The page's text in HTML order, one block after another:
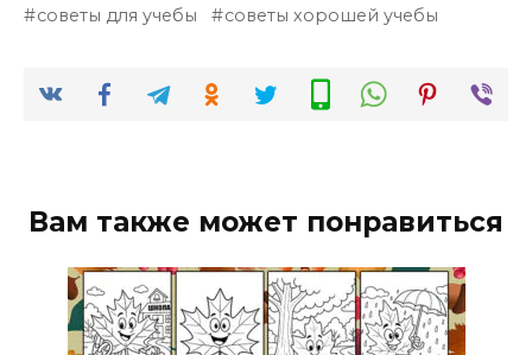
советы для учебы
советы хорошей учебы
Вам также может понравиться